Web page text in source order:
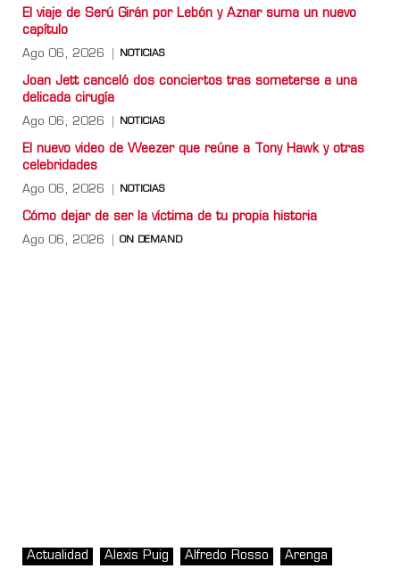
El viaje de Serú Girán por Lebón y Aznar suma un nuevo
capítulo
Ago 06, 2026 NOTICIAS
Joan Jett canceló dos conciertos tras someterse a una
delicada cirugía
Ago 06, 2026 NOTICIAS
El nuevo video de Weezer que reúne a Tony Hawk y otras
celebridades
Ago 06, 2026 NOTICIAS
Cómo dejar de ser la víctima de tu propia historia
Ago 06, 2026 ON DEMAND
Actualidad Alexis Puig Alfredo Rosso Arenga